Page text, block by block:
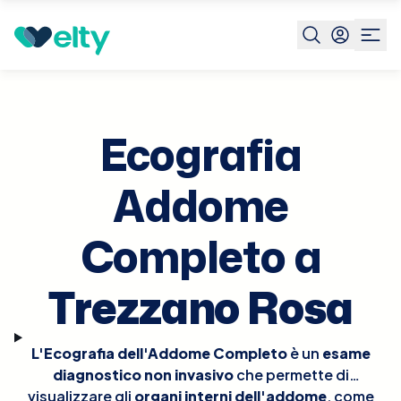
Prenota visita Ecografia Addome Completo Trezzano
Ecografia
Addome
Completo a
Trezzano Rosa
L'Ecografia dell'Addome Completoè un esame
diagnostico non invasivoche permette di
visualizzare gli organi interni dell'addome, come